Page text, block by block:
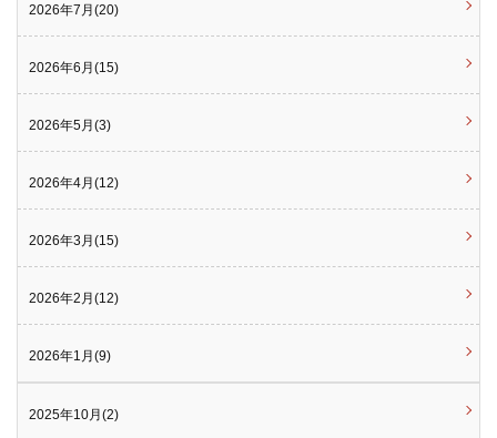
2026年7月(20)
2026年6月(15)
2026年5月(3)
2026年4月(12)
2026年3月(15)
2026年2月(12)
2026年1月(9)
2025年10月(2)